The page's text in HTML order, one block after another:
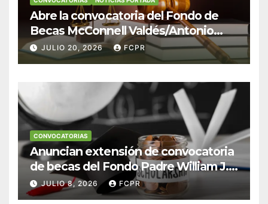
Abre la convocatoria del Fondo de
Becas McConnell Valdés/Antonio
Escudero Viera para estudiantes de
Derecho en Puerto Rico
JULIO 20, 2026 FCPR
CONVOCATORIAS
Anuncian extensión de convocatoria
de becas del Fondo Padre William J.
Hendricks, SJ para estudiantes del
Colegio San Ignacio
JULIO 8, 2026 FCPR